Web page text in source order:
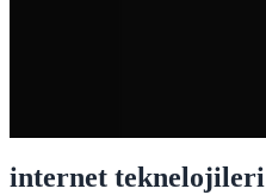
internet teknelojileri